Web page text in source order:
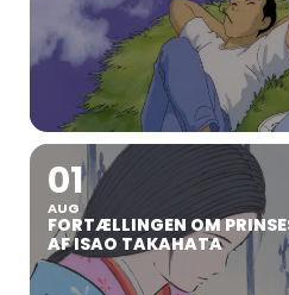
01
AUG
FORTÆLLINGEN OM
AF ISAO TAKAHATA